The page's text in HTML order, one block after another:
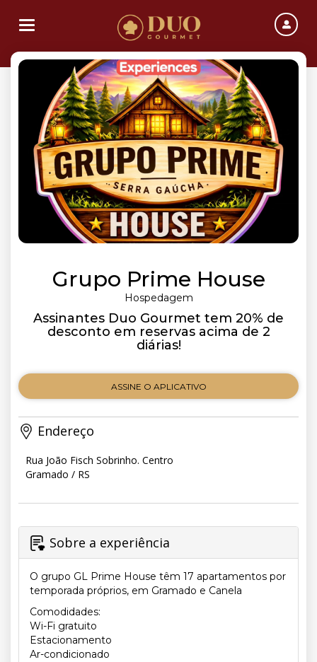
Toggle navigation
Grupo Prime House
Hospedagem
Assinantes Duo Gourmet tem 20% de
desconto em reservas acima de 2
diárias!
ASSINE O APLICATIVO
Endereço
Rua João Fisch Sobrinho. Centro
Gramado / RS
Sobre a experiência
O grupo GL Prime House têm 17 apartamentos por
temporada próprios, em Gramado e Canela
Comodidades:
Wi-Fi gratuito
Estacionamento
Ar-condicionado